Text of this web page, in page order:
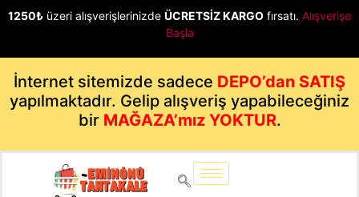
1250₺ üzeri alışverişlerinizde ÜCRETSİZ KARGO fırsatı. Alışverişe
Başla
İnternet sitemizde sadece DEPO’dan SATIŞ
yapılmaktadır. Gelip alışveriş yapabileceğiniz
bir MAĞAZA’mız YOKTUR.